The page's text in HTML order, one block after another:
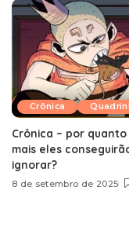
Crônica
Crônica – por
mais eles
ignorar?
8 de setembro de 2025